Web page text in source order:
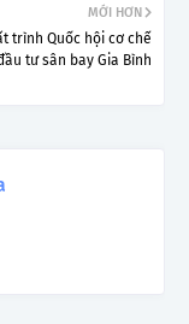
MỚI HƠN
trình Quốc hội cơ chế
tư sân bay Gia Bình